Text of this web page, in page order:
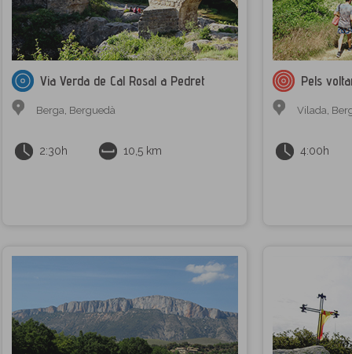
Via Verda de Cal Rosal a Pedret
Berga, Berguedà
2:30h 10,5 km
Pels
Vilada,
4:00h